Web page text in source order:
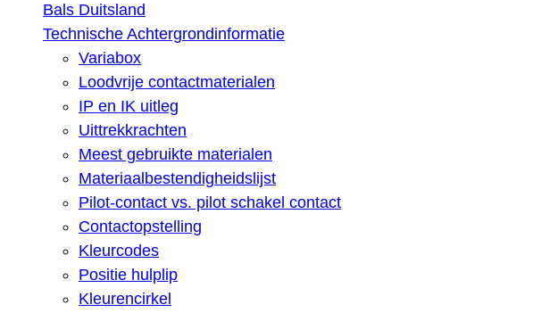
Bals Duitsland
Technische Achtergrondinformatie
Variabox
Loodvrije contactmaterialen
IP en IK uitleg
Uittrekkrachten
Meest gebruikte materialen
Materiaalbestendigheidslijst
Pilot-contact vs. pilot schakel contact
Contactopstelling
Kleurcodes
Positie hulplip
Kleurencirkel